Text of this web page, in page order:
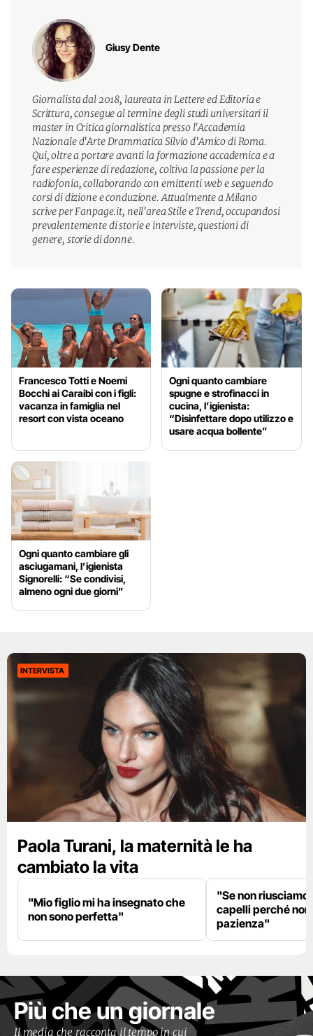
Giusy Dente
Giornalista dal 2018, laureata in Lettere ed Editoria e
Scrittura, consegue al termine degli studi universitari il
master in Critica giornalistica presso l'Accademia
Nazionale d'Arte Drammatica Silvio d'Amico di Roma.
Qui, oltre a portare avanti la formazione accademica e a
fare esperienze di redazione, coltiva la passione per la
radiofonia, collaborando con emittenti web e seguendo
corsi di dizione e conduzione. Attualmente a Milano
scrive per Fanpage.it, nell'area Stile e Trend, occupandosi
prevalentemente di storie e interviste, questioni di
genere, storie di donne.
Francesco Totti e Noemi
Bocchi ai Caraibi con i figli:
vacanza in famiglia nel
resort con vista oceano
Ogni quanto cambiare
spugne e strofinacci in
cucina, l’igienista:
“Disinfettare dopo utilizzo e
usare acqua bollente”
Ogni quanto cambiare gli
asciugamani, l’igienista
Signorelli: “Se condivisi,
almeno ogni due giorni”
INTERVISTA
Paola Turani, la maternità le ha
cambiato la vita
"Mio figlio mi ha insegnato che
non sono perfetta"
"Se non riusciamo
capelli perché
pazienza"
Più che un giornale
Il media che racconta il tempo in cui